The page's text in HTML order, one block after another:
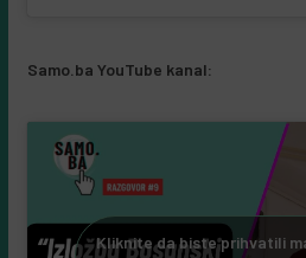
Samo.ba YouTube kanal:
Kliknite da biste prihvatili